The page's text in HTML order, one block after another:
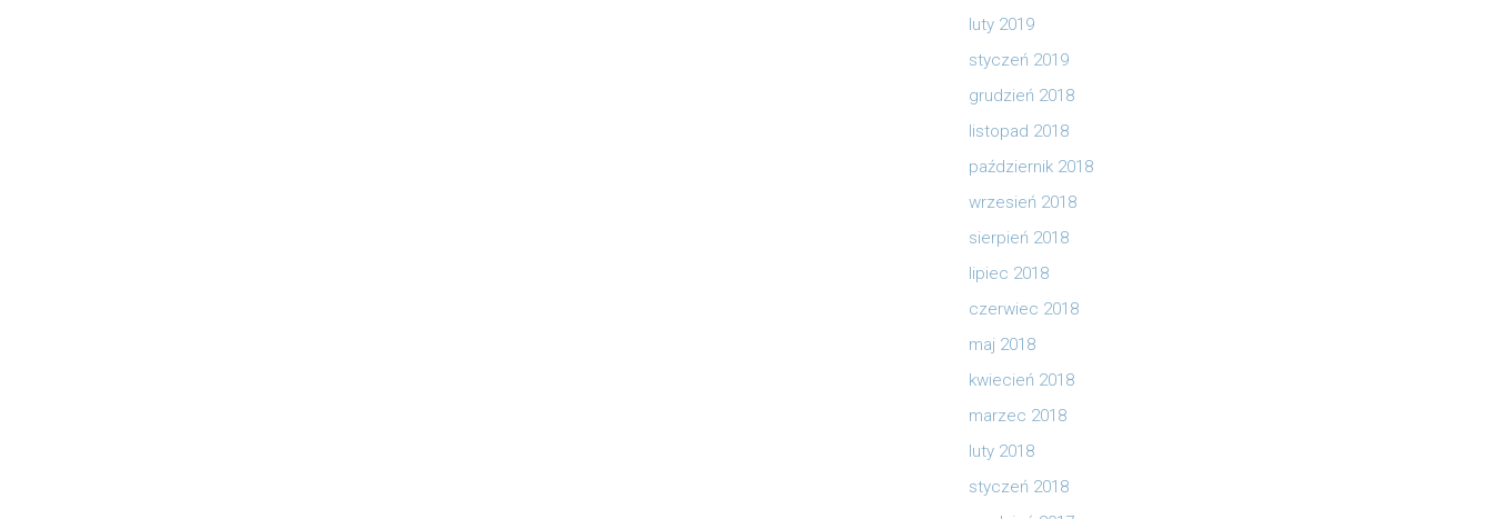
luty 2019
styczeń 2019
grudzień 2018
listopad 2018
październik 2018
wrzesień 2018
sierpień 2018
lipiec 2018
czerwiec 2018
maj 2018
kwiecień 2018
marzec 2018
luty 2018
styczeń 2018